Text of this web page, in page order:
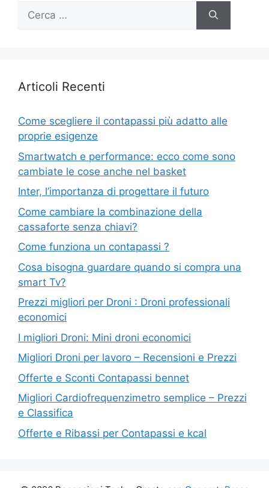
Ricerca
Articoli Recenti
Come scegliere il contapassi più adatto alle
proprie esigenze
Smartwatch e performance: ecco come sono
cambiate le cose anche nel basket
Inter, l’importanza di progettare il futuro
Come cambiare la combinazione della
cassaforte senza chiavi?
Come funziona un contapassi ?
Cosa bisogna guardare quando si compra una
smart Tv?
Prezzi migliori per Droni : Droni professionali
economici
I migliori Droni: Mini droni economici
Migliori Droni per lavoro – Recensioni e Prezzi
Offerte e Sconti Contapassi bennet
Migliori Cardiofrequenzimetro semplice – Prezzi
e Classifica
Offerte e Ribassi per Contapassi e kcal